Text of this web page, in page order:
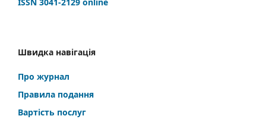
ISSN 3041-2129 online
Швидка навігація
Про журнал
Правила подання
Вартість послуг